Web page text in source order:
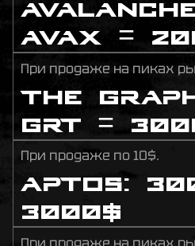
AVAX =
При продаже на пиках
The
GRT =
При продаже по 10$.
Aptos:
3000$